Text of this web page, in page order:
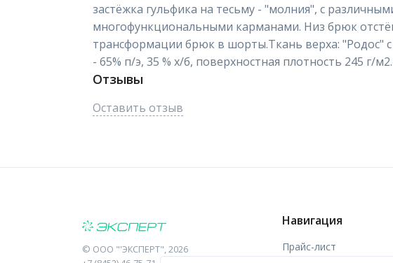
застёжка гульфика на тесьму - "молния", с
многофункциональными карманами. Низ брюк
трансформации брюк в шорты.Ткань верха: "Родос"
- 65% п/э, 35 % х/б, поверхностная плотность 245 г/м2.
Отзывы
Оставить отзыв
© ООО "'ЭКСПЕРТ", 2026
Навигация
Прайс-лист